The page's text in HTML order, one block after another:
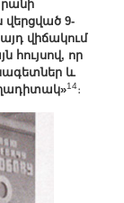
9-
վիճակում
հույսով, որ
և
14։